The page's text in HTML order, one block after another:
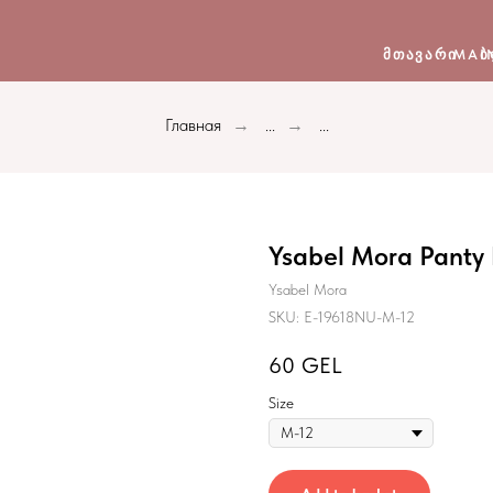
ᲛᲗᲐᲕᲐᲠᲘ
Главная → ... → ...
Ysabel Mora
Ysabel Mora
SKU: E-19618NU-M-12
60 GEL
Size